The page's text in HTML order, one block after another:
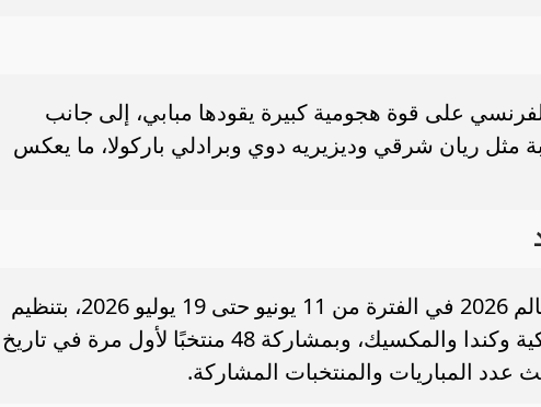
على قوة هجومية كبيرة يقودها مبابي، إلى جانب
مثل ريان شرقي وديزيريه دوي وبرادلي باركولا، ما يعكس
ومن المقرر أن تُقام بطولة كأس العالم 2026 في الفترة من 11 يونيو حتى 19 يوليو 2026، بتنظيم
مشترك بين الولايات المتحدة الأمريكية وكندا والمكسيك، وبمشاركة 48 منتخبًا لأول مرة في تاريخ
عدد المباريات والمنتخبات المشاركة.